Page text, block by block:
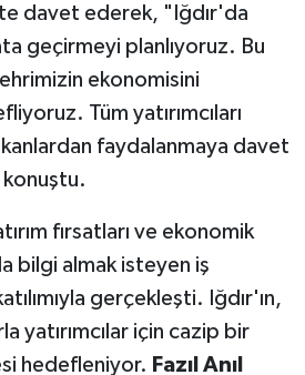
davet ederek, "Iğdır'da
geçirmeyi planlıyoruz. Bu
ekonomisini
Tüm yatırımcıları
faydalanmaya davet
fırsatları ve ekonomik
bilgi almak isteyen iş
gerçekleşti. Iğdır'ın,
yatırımcılar için cazip bir
hedefleniyor. Fazıl Anıl